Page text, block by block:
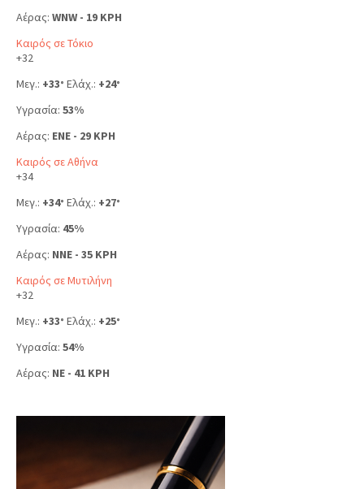
Αέρας: WNW - 19 KPH
Καιρός σε Τόκιο
+32
Μεγ.: +33° Ελάχ.: +24°
Υγρασία: 53%
Αέρας: ENE - 29 KPH
Καιρός σε Αθήνα
+34
Μεγ.: +34° Ελάχ.: +27°
Υγρασία: 45%
Αέρας: NNE - 35 KPH
Καιρός σε Μυτιλήνη
+32
Μεγ.: +33° Ελάχ.: +25°
Υγρασία: 54%
Αέρας: NE - 41 KPH